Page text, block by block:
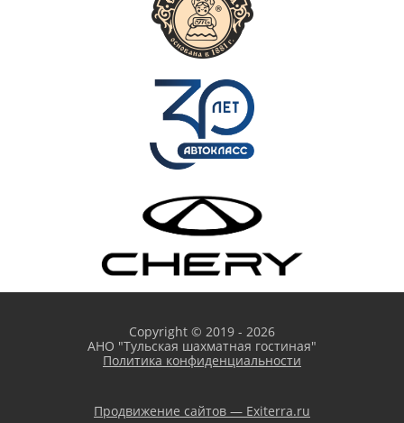
Copyright © 2019 - 2026
АНО "Тульская шахматная гостиная"
Политика конфиденциальности
Продвижение сайтов — Exiterra.ru